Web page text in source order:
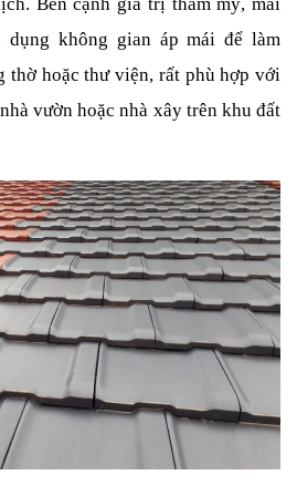
dụng không gian áp mái để làm
thờ hoặc thư viện, rất phù hợp với
vườn hoặc nhà xây trên khu đất